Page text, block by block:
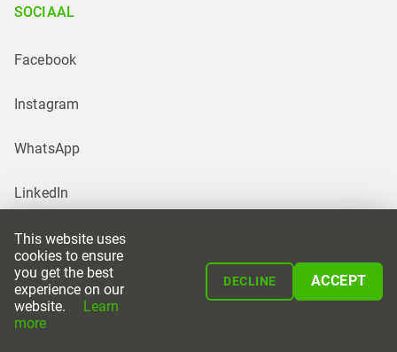
SOCIAAL
Facebook
Instagram
WhatsApp
LinkedIn
Powered by
This website uses
cookies to ensure
you get the best
experience on our
website.
Learn
more
DECLINE ACCEPT